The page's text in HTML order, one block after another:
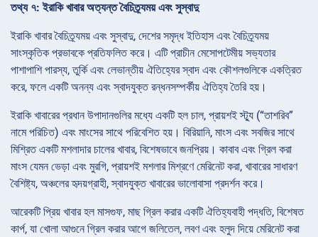
তথ্য ৭: ইরাকি খাবার অত্যন্ত বৈচিত্র্যময় এবং সুস্বাদু
ইরাকি খাবার বৈচিত্র্যময় এবং সুস্বাদু, দেশের সমৃদ্ধ ইতিহাস এবং বৈচিত্র্যময়
সাংস্কৃতিক প্রভাবকে প্রতিফলিত করে। এটি প্রাচীন মেসোপটেমীয় সভ্যতার
পাশাপাশি পারস্য, তুর্কি এবং লেভান্তীয় ঐতিহ্যের স্বাদ এবং কৌশলগুলিকে একত্রিত
করে, ফলে একটি অনন্য এবং স্বাদযুক্ত রন্ধনসম্পর্কীয় ঐতিহ্য তৈরি হয়।
ইরাকি খাবারের প্রধান উপাদানগুলির মধ্যে একটি হল চাল, প্রায়শই স্ট্যু (“তাশরিব”
নামে পরিচিত) এবং মাংসের সাথে পরিবেশিত হয়। বিরিয়ানি, মাংস এবং সবজির সাথে
মিশ্রিত একটি মশলাদার চালের খাবার, বিশেষভাবে জনপ্রিয়। কাবাব এবং গ্রিল করা
মাংস যেমন ভেড়া এবং মুরগি, প্রায়শই মশলার মিশ্রণে মেরিনেট করা, খাবারের সাধারণ
বৈশিষ্ট্য, অঞ্চলের হৃদয়গ্রাহী, স্বাদযুক্ত খাবারের ভালোবাসা প্রদর্শন করে।
আরেকটি প্রিয় খাবার হল মাসগুফ, মাছ গ্রিল করার একটি ঐতিহ্যবাহী পদ্ধতি, বিশেষত
কার্প, যা খোলা আগুনে গ্রিল করার আগে জলিতেল, লবণ এবং হলুদ দিয়ে মেরিনেট করা